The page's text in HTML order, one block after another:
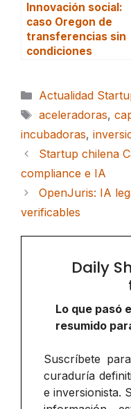
Innovación social:
caso Oregon de
transferencias sin
condiciones
Categorías
Actualidad
Etiquetas
aceleradoras,
incubadoras,
Startup chilena
compliance e IA
OpenJuris: IA
verificables
Daily
Lo que pasó
resumido
Suscríbete
curaduría
e inversionista.